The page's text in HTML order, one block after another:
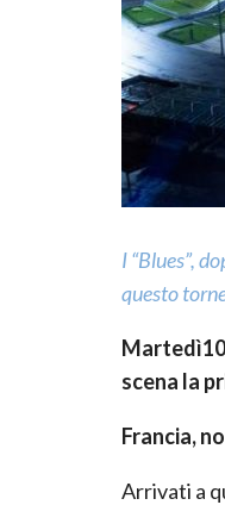
I “Blues”,
questo
scena la
Francia,
Arrivati a